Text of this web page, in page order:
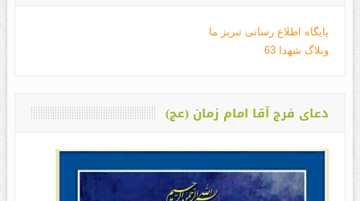
پایگاه اطلاع رسانی تبریز ما
وبلاگ شهدا 63
دعای فرج آقا امام زمان (عج)